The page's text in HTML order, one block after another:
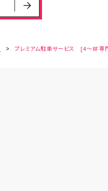
プレミアム駐車サービス [4～8F専